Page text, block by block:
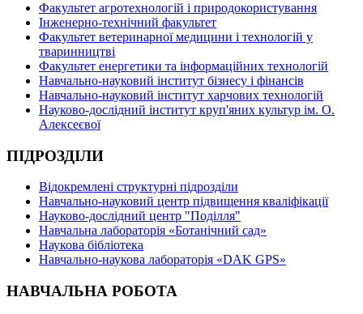
Факультет агротехнологій і природокористування
Інженерно-технічний факультет
Факультет ветеринарної медицини і технологій у
тваринництві
Факультет енергетики та інформаційних технологій
Навчально-науковий інститут бізнесу і фінансів
Навчально-науковий інститут харчових технологій
Науково-дослідний інститут круп'яних культур ім. О.
Алексеєвої
ПІДРОЗДІЛИ
Відокремлені структурні підрозділи
Навчально-науковий центр підвищення кваліфікації
Науково-дослідний центр "Поділля"
Навчальна лабораторія «Ботанічний сад»
Наукова бібліотека
Навчально-наукова лабораторія «DAK GPS»
НАВЧАЛЬНА РОБОТА